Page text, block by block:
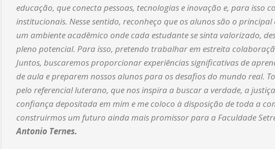
educação, que conecta pessoas, tecnologias e inovação e, para isso
institucionais. Nesse sentido, reconheço que os alunos são o
um ambiente acadêmico onde cada estudante se sinta valorizado,
pleno potencial. Para isso, pretendo trabalhar em estreita
Juntos, buscaremos proporcionar experiências significativas de
de aula e preparem nossos alunos para os desafios do mundo real.
pelo referencial luterano, que nos inspira a buscar a verdade, a
confiança depositada em mim e me coloco à disposição de toda a
construirmos um futuro ainda mais promissor para a Faculdade
Antonio Ternes.